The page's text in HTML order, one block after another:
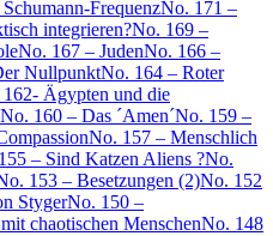
FrequenzNo. 171 –
integrieren?No. 169 –
No. 167 – JudenNo. 166 –
NullpunktNo. 164 – Roter
Ägypten und die
No. 160 – Das ´Amen´No. 159 –
No. 157 – Menschlich
– Sind Katzen Aliens ?No.
153 – Besetzungen (2)No. 152
StygerNo. 150 –
chaotischen MenschenNo. 148